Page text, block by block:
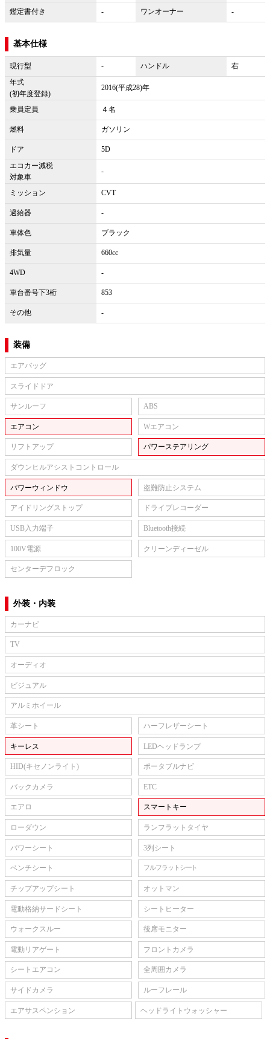
鑑定書付き - ワンオーナー -
基本仕様
現行型 - ハンドル
右
年式
(初年度登録)
2016(平成28)年
乗員定員 ４名
燃料 ガソリン
ドア
5D
エコカー減税
対象車
-
ミッション CVT
過給器 -
車体色 ブラック
排気量 660cc
4WD -
車台番号下3桁 853
その他 -
装備
エアバッグ
スライドドア
サンルーフ ABS
エアコン Wエアコン
リフトアップ パワーステアリング
ダウンヒルアシストコントロール
パワーウィンドウ 盗難防止システム
アイドリングストップ ドライブレコーダー
USB入力端子 Bluetooth接続
100V電源 クリーンディーゼル
センターデフロック
外装・内装
カーナビ
TV
オーディオ
ビジュアル
アルミホイール
革シート ハーフレザーシート
キーレス LEDヘッドランプ
HID(キセノンライト) ポータブルナビ
バックカメラ ETC
エアロ スマートキー
ローダウン ランフラットタイヤ
パワーシート 3列シート
ベンチシート フルフラットシート
チップアップシート オットマン
電動格納サードシート シートヒーター
ウォークスルー 後席モニター
電動リアゲート フロントカメラ
シートエアコン 全周囲カメラ
サイドカメラ ルーフレール
エアサスペンション ヘッドライトウォッシャー